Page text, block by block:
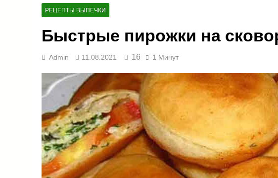
РЕЦЕПТЫ ВЫПЕЧКИ
Быстрые пирожки на
Admin 11.08.2021 16 1 Минут